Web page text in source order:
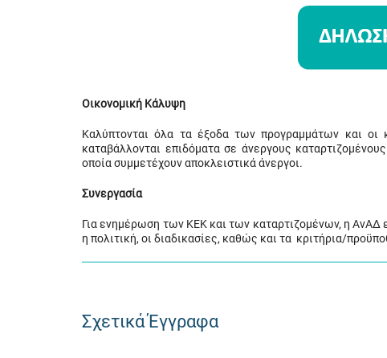
Οικονομική Κάλυψη
Καλύπτονται όλα τα έξοδα των προγραμμάτων και οι
καταβάλλονται επιδόματα σε άνεργους
οποία συμμετέχουν αποκλειστικά άνεργοι.
Συνεργασία
Για ενημέρωση των ΚΕΚ και των καταρτιζομένων, η ΑνΑΔ
η πολιτική, οι διαδικασίες, καθώς και τα κριτήρια/
Σχετικά Έγγραφα